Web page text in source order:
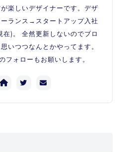
楽しいデザイナーです。デザ
ランス→スタートアップ入社
)。 全然更新しないのでブロ
いつつなんとかやってます。
ォローもお願いします。